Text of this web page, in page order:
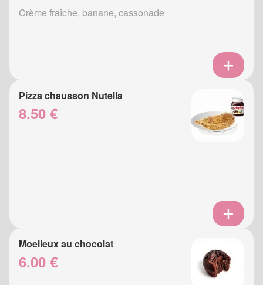
Crème fraîche, banane, cassonade
Pizza chausson Nutella
8.50 €
Moelleux au chocolat
6.00 €